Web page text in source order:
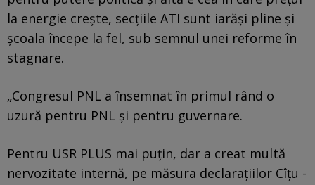
la energie crește, secțiile ATI sunt iarăși pline și
școala începe la fel, sub semnul unei reforme în
stagnare.
„Congresul PNL a însemnat în primul rând o
uzură pentru PNL și pentru guvernare.
Pentru USR PLUS mai puțin, dar a creat multă
nervozitate internă, pe măsura declarațiilor Cîțu -